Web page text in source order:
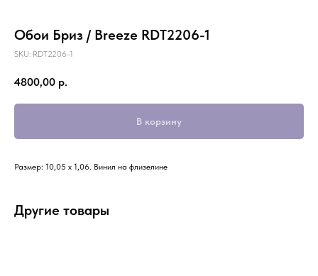
Обои Бриз / Breeze RDT2206-1
SKU: RDT2206-1
4800,00 р.
В корзину
Размер: 10,05 х 1,06. Винил на флизелине
Другие товары